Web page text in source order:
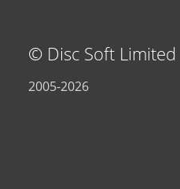
© Disc Soft Limited
2005-2026